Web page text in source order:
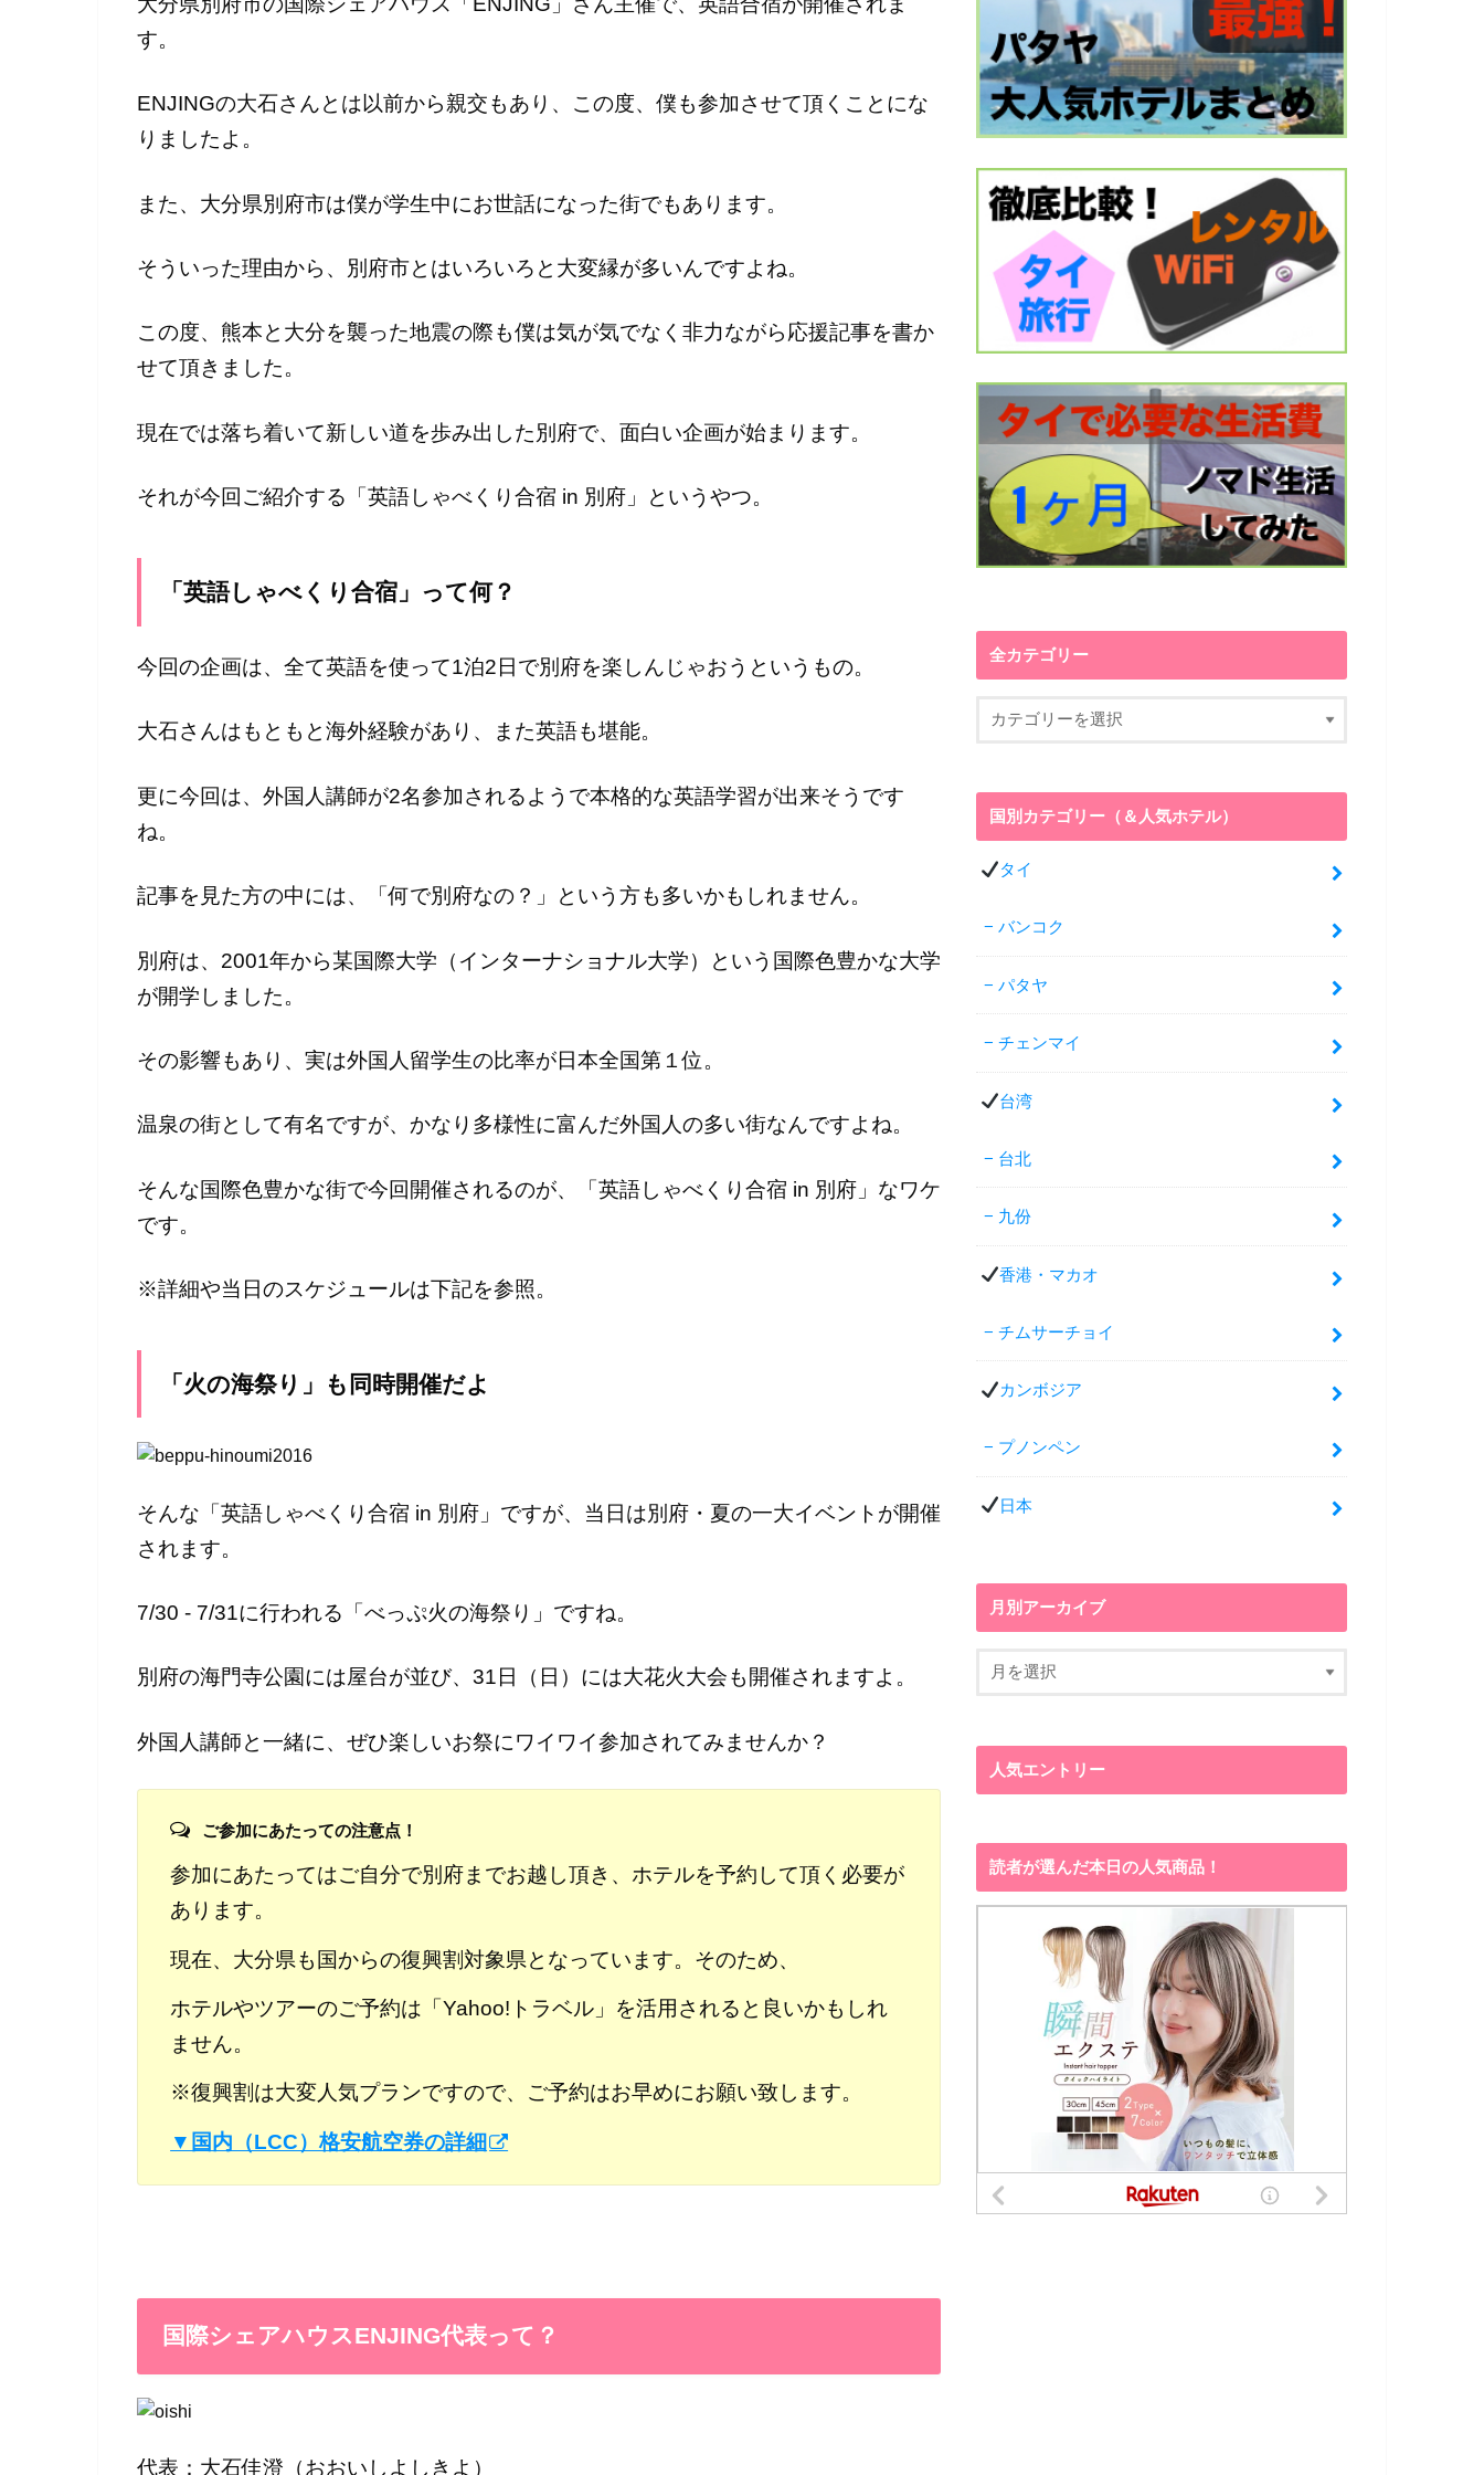
す。
ENJINGの大石さんとは以前から親交もあり、この度、僕も参加させて頂くことにな
りましたよ。
また、大分県別府市は僕が学生中にお世話になった街でもあります。
そういった理由から、別府市とはいろいろと大変縁が多いんですよね。
この度、熊本と大分を襲った地震の際も僕は気が気でなく非力ながら応援記事を書か
せて頂きました。
現在では落ち着いて新しい道を歩み出した別府で、面白い企画が始まります。
それが今回ご紹介する「英語しゃべくり合宿 in 別府」というやつ。
「英語しゃべくり合宿」って何？
今回の企画は、全て英語を使って1泊2日で別府を楽しんじゃおうというもの。
大石さんはもともと海外経験があり、また英語も堪能。
更に今回は、外国人講師が2名参加されるようで本格的な英語学習が出来そうです
ね。
記事を見た方の中には、「何で別府なの？」という方も多いかもしれません。
別府は、2001年から某国際大学（インターナショナル大学）という国際色豊かな大学
が開学しました。
その影響もあり、実は外国人留学生の比率が日本全国第１位。
温泉の街として有名ですが、かなり多様性に富んだ外国人の多い街なんですよね。
そんな国際色豊かな街で今回開催されるのが、「英語しゃべくり合宿 in 別府」なワケ
です。
※詳細や当日のスケジュールは下記を参照。
「火の海祭り」も同時開催だよ
そんな「英語しゃべくり合宿 in 別府」ですが、当日は別府・夏の一大イベントが開催
されます。
7/30 - 7/31に行われる「べっぷ火の海祭り」ですね。
別府の海門寺公園には屋台が並び、31日（日）には大花火大会も開催されますよ。
外国人講師と一緒に、ぜひ楽しいお祭にワイワイ参加されてみませんか？
ご参加にあたっての注意点！
参加にあたってはご自分で別府までお越し頂き、ホテルを予約して頂く必要が
あります。
現在、大分県も国からの復興割対象県となっています。そのため、
ホテルやツアーのご予約は「Yahoo!トラベル」を活用されると良いかもしれ
ません。
※復興割は大変人気プランですので、ご予約はお早めにお願い致します。
▼国内（LCC）格安航空券の詳細
国際シェアハウスENJING代表って？
代表：大石佳澄（おおいしよしきよ）
全カテゴリー
国別カテゴリー（＆人気ホテル）
タイ
バンコク
パタヤ
チェンマイ
台湾
台北
九份
香港・マカオ
チムサーチョイ
カンボジア
プノンペン
日本
月別アーカイブ
人気エントリー
読者が選んだ本日の人気商品！